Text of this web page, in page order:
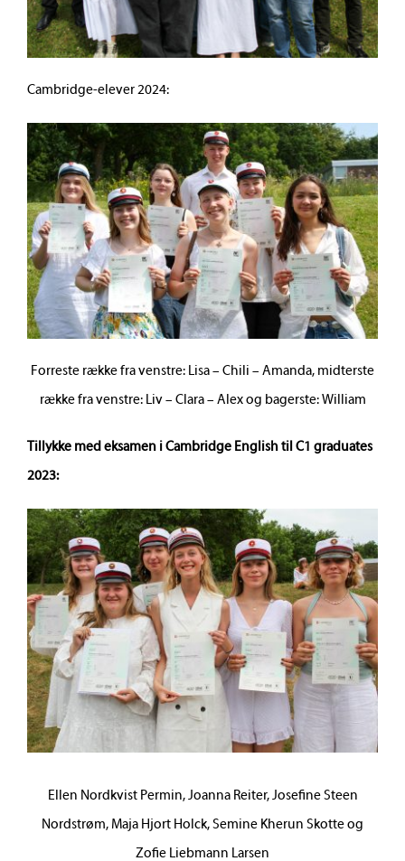
Cambridge-elever 2024:
Forreste række fra venstre: Lisa – Chili – Amanda, midterste
række fra venstre: Liv – Clara – Alex og bagerste: William
Tillykke med eksamen i Cambridge English til C1 graduates
2023:
Ellen Nordkvist Permin, Joanna Reiter, Josefine Steen
Nordstrøm, Maja Hjort Holck, Semine Kherun Skotte og
Zofie Liebmann Larsen